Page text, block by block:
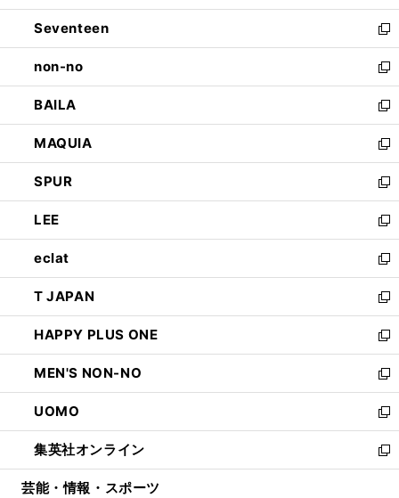
開
く
ウ
で
開
く
ン
ド
ウ
で
開
く
Seventeen
新
し
い
ウ
ィ
ン
ド
ウ
で
開
く
non-no
新
し
い
ウ
ィ
ン
ド
ウ
で
開
く
BAILA
新
し
い
ウ
ィ
ン
ド
ウ
で
開
く
MAQUIA
新
し
い
ウ
ィ
ン
ド
ウ
で
開
く
SPUR
新
し
い
ウ
ィ
ン
ド
ウ
で
開
く
LEE
新
し
い
ウ
ィ
ン
ド
ウ
で
開
く
eclat
新
し
い
ウ
ィ
ン
ド
ウ
で
開
く
T JAPAN
新
し
い
ウ
ィ
ン
ド
ウ
で
開
HAPPY PLUS ONE
新
し
い
ウ
ィ
ン
ド
ウ
MEN'S NON-NO
新
し
い
ウ
ィ
ン
UOMO
新
し
い
ウ
集英社オンライン
新
し
芸能・情報・スポーツ